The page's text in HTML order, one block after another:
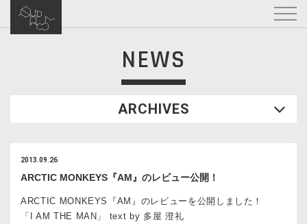
NEWS
ARCHIVES
2013.09.26
ARCTIC MONKEYS『AM』のレビュー公開！
ARCTIC MONKEYS『AM』のレビューを公開しました！
「I AM THE MAN」 text by 多屋 澄礼